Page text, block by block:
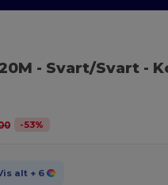
- Svart/Svart-
-53%
alt + 6